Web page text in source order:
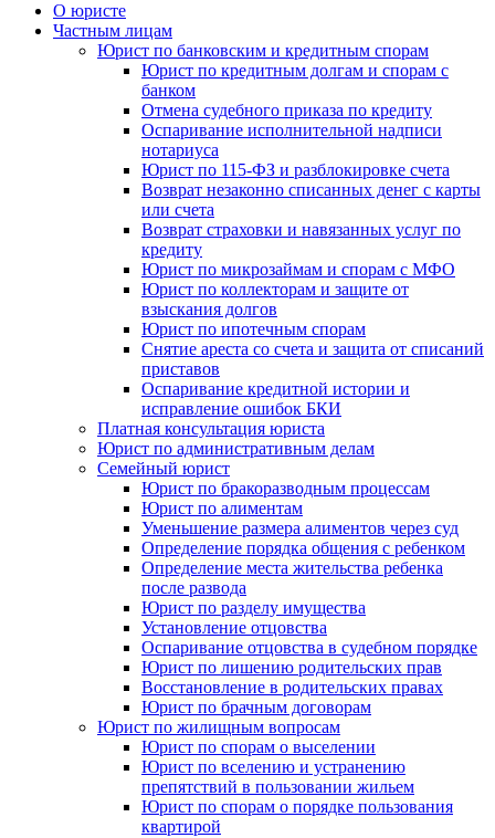
О юристе
Частным лицам
Юрист по банковским и кредитным спорам
Юрист по кредитным долгам и спорам с
банком
Отмена судебного приказа по кредиту
Оспаривание исполнительной надписи
нотариуса
Юрист по 115-ФЗ и разблокировке счета
Возврат незаконно списанных денег с карты
или счета
Возврат страховки и навязанных услуг по
кредиту
Юрист по микрозаймам и спорам с МФО
Юрист по коллекторам и защите от
взыскания долгов
Юрист по ипотечным спорам
Снятие ареста со счета и защита от списаний
приставов
Оспаривание кредитной истории и
исправление ошибок БКИ
Платная консультация юриста
Юрист по административным делам
Семейный юрист
Юрист по бракоразводным процессам
Юрист по алиментам
Уменьшение размера алиментов через суд
Определение порядка общения с ребенком
Определение места жительства ребенка
после развода
Юрист по разделу имущества
Установление отцовства
Оспаривание отцовства в судебном порядке
Юрист по лишению родительских прав
Восстановление в родительских правах
Юрист по брачным договорам
Юрист по жилищным вопросам
Юрист по спорам о выселении
Юрист по вселению и устранению
препятствий в пользовании жильем
Юрист по спорам о порядке пользования
квартирой